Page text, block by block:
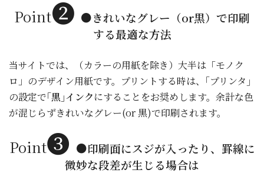
Point❷ ●きれいなグレー（or黒）で印刷
する最適な方法
当サイトでは、（カラーの用紙を除き）大半は「モノク
ロ」のデザイン用紙です。プリントする時は、｢プリンタ｣
の設定で｢黒｣インクにすることをお奨めします。余計な色
が混じらずきれいなグレー(or 黒)で印刷されます。
Point❸ ●印刷面にスジが入ったり、罫線に
微妙な段差が生じる場合は